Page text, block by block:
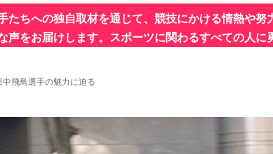
たちへの独自取材を通じて、競技にかける情熱や
声をお届けします。スポーツに関わるすべての人
中飛鳥選手の魅力に迫る